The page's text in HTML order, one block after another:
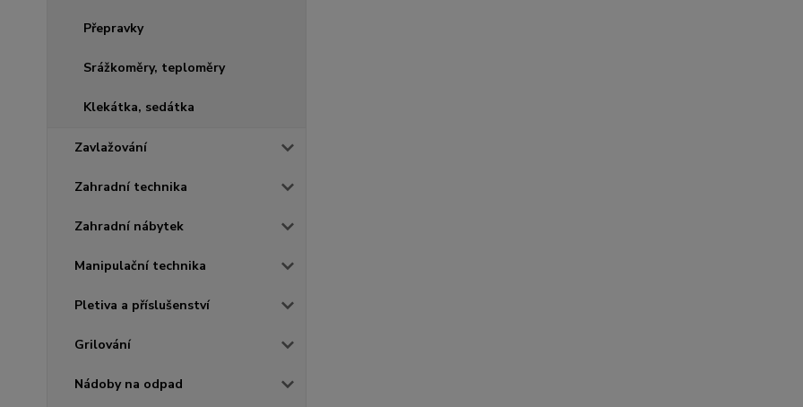
Přepravky
Srážkoměry, teploměry
Klekátka, sedátka
Zavlažování
Zahradní technika
Zahradní nábytek
Manipulační technika
Pletiva a příslušenství
Grilování
Nádoby na odpad